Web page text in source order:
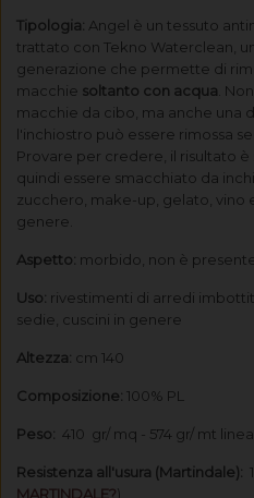
Tipologia: Angel è un tessuto
trattato con Tekno Waterclean,
generazione che permette di
macchie soltanto con acqua .
macchie da cibo, ma anche una
l'inchiostro può essere rimossa
Provare per credere, il risultato è
quindi essere smacchiato da
zucchero, make-up, gelato, vino
genere.
Aspetto: morbido, non è
Uso: rivestimenti di arredi
sedie, cuscini in genere
Altezza: cm 140
Composizione: 100% PL
Peso: 410 gr/ mq - 574 gr/ mt
Resistenza all'usura (Martindale):
MARTINDALE?)